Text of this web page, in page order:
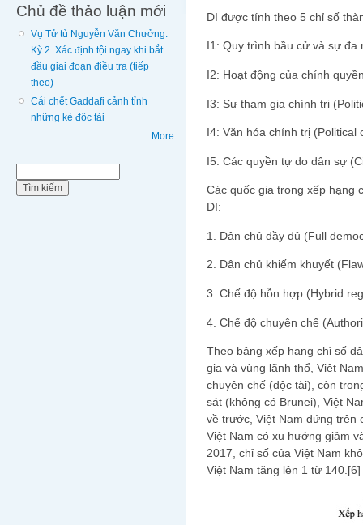
Chủ đề thảo luận mới
Vụ Tử tù Nguyễn Văn Chưởng:
Kỳ 2. Xác định tội ngay khi bắt
đầu giai đoạn điều tra (tiếp
theo)
Cái chết Gaddafi cảnh tỉnh
những kẻ độc tài
More
DI được tính theo 5 chỉ số
I1: Quy trình bầu cử và sự đa
I2: Hoạt động của chính
I3: Sự tham gia chính trị
I4: Văn hóa chính trị (Political
I5: Các quyền tự do dân sự
Các quốc gia trong xếp hạng
DI:
1. Dân chủ đầy đủ (Full
2. Dân chủ khiếm khuyết
3. Chế độ hỗn hợp (Hybrid
4. Chế độ chuyên chế
Theo bảng xếp hạng chỉ số
gia và vùng lãnh thổ, Việt
chuyên chế (độc tài), còn
sát (không có Brunei), Việt
về trước, Việt Nam đứng trên
Việt Nam có xu hướng giảm
2017, chỉ số của Việt Nam
Việt Nam tăng lên 1 từ 140.[6]